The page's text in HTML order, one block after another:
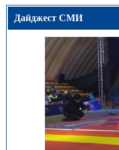
Дайджест СМИ